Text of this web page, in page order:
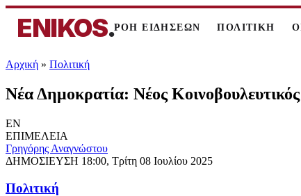
ENIKOS.ΡΟΗ ΕΙΔΗΣΕΩΝ ΠΟΛΙΤΙΚΗ
Αρχική » Πολιτική
Νέα Δημοκρατία: Νέος
EN
ΕΠΙΜΕΛΕΙΑ
Γρηγόρης Αναγνώστου
ΔΗΜΟΣΙΕΥΣΗ 18:00, Τρίτη 08 Ιουλίου 2025
Πολιτική